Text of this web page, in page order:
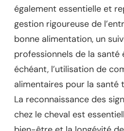
également essentielle et
gestion rigoureuse de
bonne alimentation, un
professionnels de la santé
échéant, l’utilisation de
alimentaires pour la santé
La reconnaissance des
chez le cheval est